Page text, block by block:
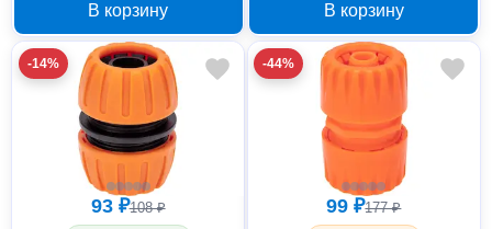
В корзину В корзину
-14%
93 ₽108 ₽
-44%
99 ₽177 ₽